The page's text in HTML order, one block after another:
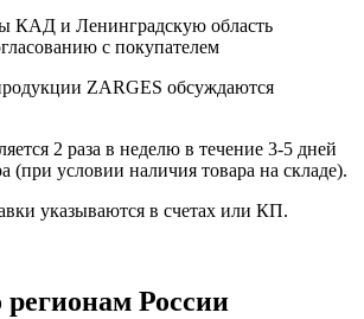
КАД и Ленинградскую область
с покупателем
ZARGES обсуждаются
2 раза в неделю в течение 3-5 дней
(при условии наличия товара на складе).
указываются в счетах или КП.
регионам России